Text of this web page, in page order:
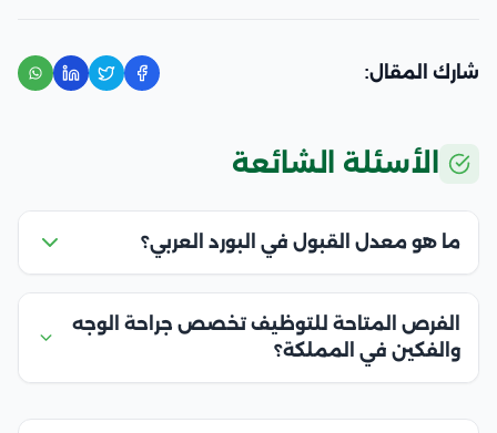
شارك المقال:
الأسئلة الشائعة
ما هو معدل القبول في البورد العربي؟
الفرص المتاحة للتوظيف تخصص جراحة الوجه
والفكين في المملكة؟